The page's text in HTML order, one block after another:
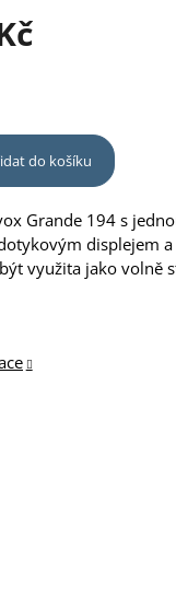
do košíku
Grande 194 s
displejem
využita jako volně